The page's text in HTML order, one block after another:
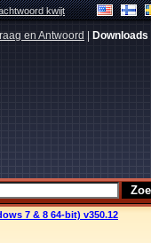
kwijt
en Antwoord Downloads
7 & 8 64-bit) v350.12